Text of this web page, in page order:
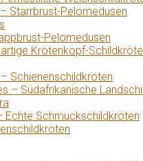
Starrbrust-Pelomedusen
Pelomedusen
Krötenkopf-
Schienenschildkröten
– Südafrikanische
Echte Schmuckschildkröten